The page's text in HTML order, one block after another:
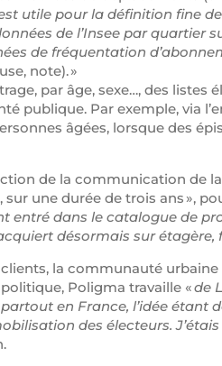
utile pour la définition fine
de l’Insee par quartier
de fréquentation
note). »
par âge, sexe…, des listes
publique. Par exemple, via
âgées, lorsque des
de la communication de
une durée de trois ans »,
entré dans le catalogue de
désormais sur
la communauté
Poligma travaille «de
en France, l’idée étant
des électeurs.